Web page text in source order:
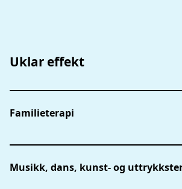
Uklar effekt
Familieterapi
Musikk, dans, kunst- og